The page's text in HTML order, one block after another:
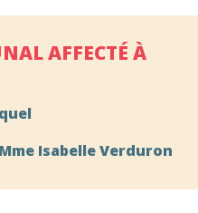
AFFECTÉ À
Mme Isabelle Verduron